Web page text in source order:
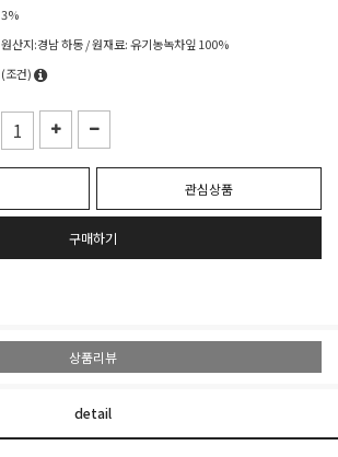
3%
원산지:경남 하동 / 원재료: 유기농녹차잎 100%
(조건)
관심상품
구매하기
상품리뷰
detail